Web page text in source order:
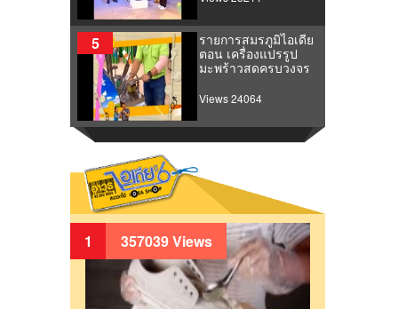
5
รายการสมรภูมิไอเดีย
ตอน เครื่องแปรรูป
มะพร้าวสดครบวงจร
Views 24064
1 357039 Views